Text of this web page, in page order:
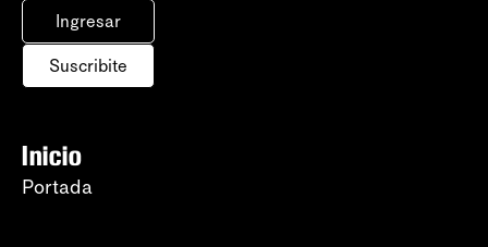
Ingresar
Suscribite
Inicio
Portada